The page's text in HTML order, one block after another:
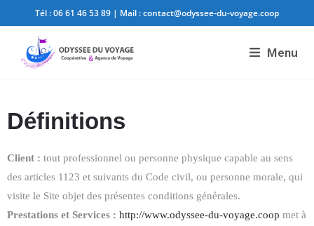
Tél :06 61 46 53 89 | Mail :contact@odyssee-du-voyage.coop
Menu
Définitions
Client : tout professionnel ou personne physique capable au sens
des articles 1123 et suivants du Code civil, ou personne morale, qui
visite le Site objet des présentes conditions générales.
Prestations et Services : http://www.odyssee-du-voyage.coop met à